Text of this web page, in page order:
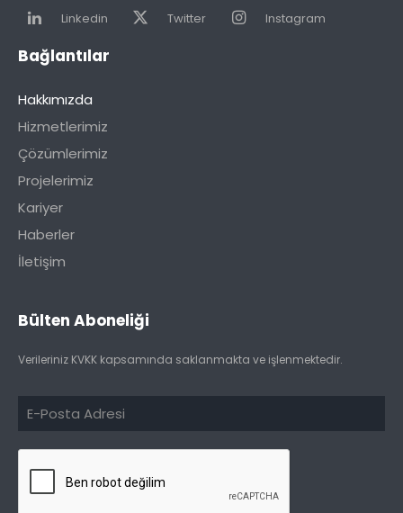
Linkedin Twitter Instagram
Bağlantılar
Hakkımızda
Hizmetlerimiz
Çözümlerimiz
Projelerimiz
Kariyer
Haberler
İletişim
Bülten Aboneliği
Verileriniz KVKK kapsamında saklanmakta ve işlenmektedir.